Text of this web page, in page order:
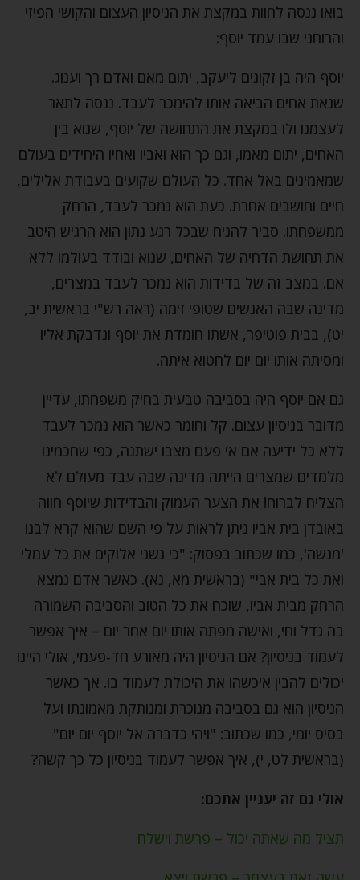
בואו ננסה לחוות במקצת את הניסיון העצום והקושי הפיזי
והרוחני שבו עמד יוסף:
יוסף היה בן זקונים ליעקב, יתום מאם ואדם רך וענוג.
שנאת אחים הביאה אותו להימכר לעבד. ננסה לתאר
לעצמנו ולו במקצת את התחושה של יוסף, שנוא בין
האחים, יתום מאמו, וגם כך הוא ואביו ואחיו היחידים בעולם
שמאמינים באל אחד. כל העולם שקועים בעבודת אלילים,
חיים וחושבים אחרת. כעת הוא נמכר לעבד, הרחק
ממשפחתו. סביר להניח שבכל רגע נתון הוא הרגיש היטב
את תחושת הדחיה של האחים, שנוא ובודד בעולמו ללא
אם. במצב זה של בדידות הוא נמכר לעבד במצרים,
מדינה שבה האנשים שטופי זימה (ראה רש"י בראשית יב,
יט), בבית פוטיפר, אשתו חומדת את יוסף ונדבקת אליו
ומסיתה אותו יום יום לחטוא איתה.
גם אם יוסף היה בסביבה טבעית בחיק משפחתו, עדיין
מדובר בניסיון עצום. קל וחומר כאשר הוא נמכר לעבד
ללא כל ידיעה אם אי פעם מצבו ישתנה, כפי שחכמינו
מלמדים שמצרים הייתה מדינה שבה עבד מעולם לא
הצליח לברוח! את הצער העמוק והבדידות שיוסף חווה
באובדן בית אביו ניתן לראות על פי השם שהוא קרא לבנו
'מנשה', כמו שכתוב בפסוק: "כי נשני אלוקים את כל עמלי
ואת כל בית אבי" (בראשית מא, נא). כאשר אדם נמצא
הרחק מבית אביו, שוכח את כל הטוב והסביבה השמורה
בה גדל וחי, ואישה מפתה אותו יום אחר יום – איך אפשר
לעמוד בניסיון? אם הניסיון היה מאורע חד-פעמי, אולי היינו
יכולים להבין איכשהו את היכולת לעמוד בו. אך כאשר
הניסיון הוא גם בסביבה מנוכרת ומנותקת מאמונתו ועל
בסיס יומי, כמו שכתוב: "ויהי כדברה אל יוסף יום יום"
(בראשית לט, י), איך אפשר לעמוד בניסיון כל כך קשה?
אולי גם זה יעניין אתכם:
תציל מה שאתה יכול – פרשת וישלח